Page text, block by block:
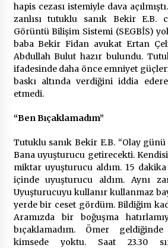
Mobil Tekerlekli
Muğla İçin Yollarda
2 ay ago
Saadet Partisi
4 ay ago
9 ay ago
Seydikemer Belediye
Toplantısı Yapıldı
2 yıl ago
“Hiç Kimse Kaçak
Olmamalı”
hapis cezası istemiyle dava
zanlısı tutuklu sanık Bekir E.B.
Görüntü Bilişim Sistemi (SEGBİS)
baba Bekir Fidan avukat Ertan
Abdullah Bulut hazır bulundu.
ifadesinde daha önce emniyet
baskı altında verdiğini iddia
etmedi.
“Ben Bıçaklamadım”
Tutuklu sanık Bekir E.B. “Olay
Bana uyuşturucu getirecekti.
miktar uyuşturucu aldım. 15
içinde uyuşturucu aldım. Aynı
Uyuşturucuyu kullanır kullanmaz
yerde bir ceset gördüm. Bildiğim
Aramızda bir boğuşma
bıçaklamadım. Ömer
kimsede yoktu. Saat 23.30